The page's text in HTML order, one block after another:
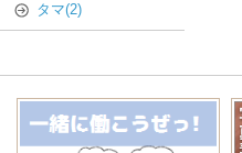
タマ(2)